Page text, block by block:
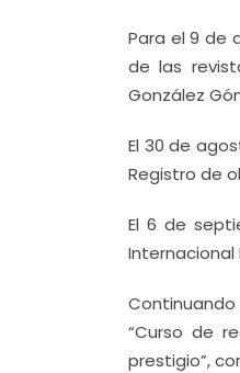
Para el 9 de
de las
González
El 30 de
Registro de
El 6 de
Internacional
“Curso de
prestigio”,